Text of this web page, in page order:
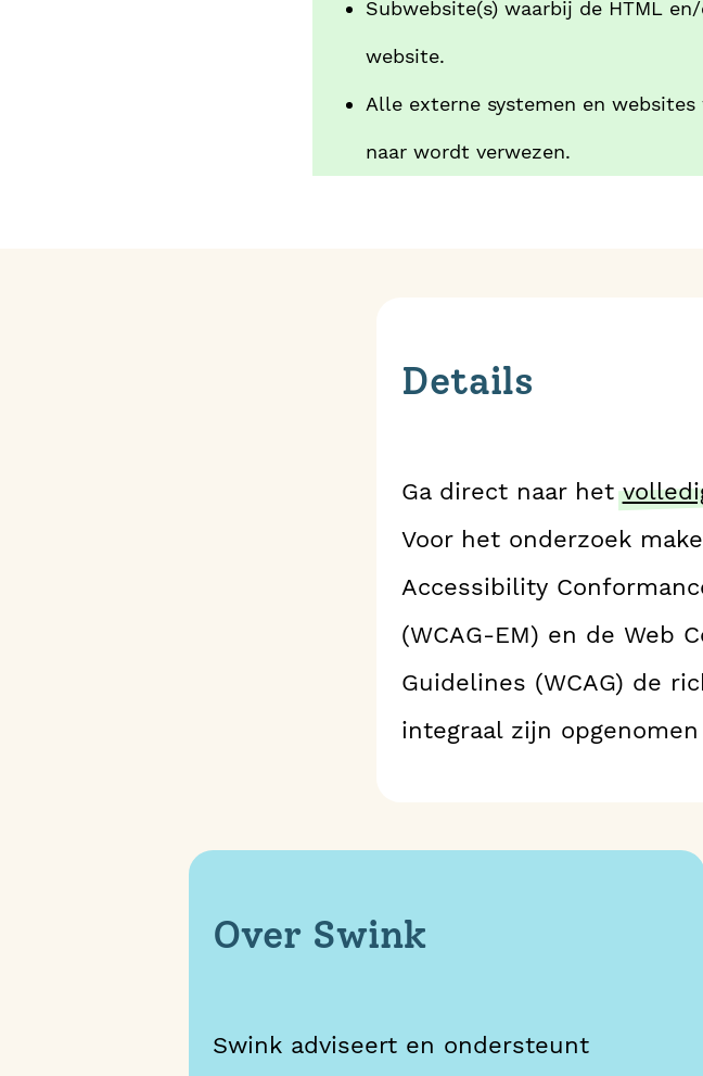
Subwebsite(s) waarbij de HTML
website.
Alle externe systemen en
naar wordt verwezen.
Details
Ga direct naar het
Voor het onderzoek
Accessibility
(WCAG-EM) en de Web
Guidelines (WCAG) de
integraal zijn
Over Swink
Swink adviseert en ondersteunt